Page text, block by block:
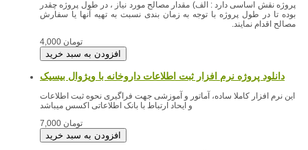
پروژه نقش اساسی دارد : الف) مقدار مصالح مورد نیاز ، در طول پروژه چقدر
بوده تا در طول پروژه با توجه به زمان بندی نسبت به تهیه آنها یا سفارش
مصالح اقدام نمایند.
4,000 تومان
دانلود پروژه نرم افزار ثبت اطلاعات داروخانه با ویژوال بیسیک
این نرم افزار کاملا ساده، آماتور و آموزشی جهت فراگیری نحوه ثبت اطلاعات
و ایحاد ارتباط با بانک اطلاعاتی اکسس میباشد
7,000 تومان